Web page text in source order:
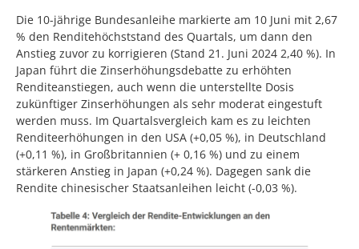
Die 10-jährige Bundesanleihe markierte am 10 Juni mit 2,67
% den Renditehöchststand des Quartals, um dann den
Anstieg zuvor zu korrigieren (Stand 21. Juni 2024 2,40 %). In
Japan führt die Zinserhöhungsdebatte zu erhöhten
Renditeanstiegen, auch wenn die unterstellte Dosis
zukünftiger Zinserhöhungen als sehr moderat eingestuft
werden muss. Im Quartalsvergleich kam es zu leichten
Renditeerhöhungen in den USA (+0,05 %), in Deutschland
(+0,11 %), in Großbritannien (+ 0,16 %) und zu einem
stärkeren Anstieg in Japan (+0,24 %). Dagegen sank die
Rendite chinesischer Staatsanleihen leicht (-0,03 %).